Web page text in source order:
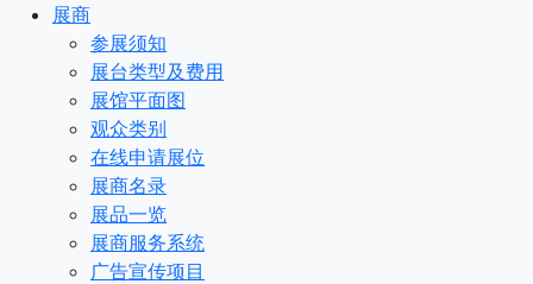
展商
参展须知
展台类型及费用
展馆平面图
观众类别
在线申请展位
展商名录
展品一览
展商服务系统
广告宣传项目